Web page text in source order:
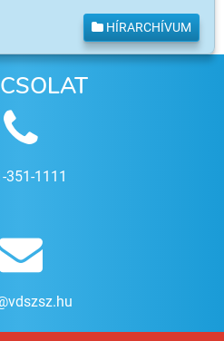
HÍRARCHÍVUM
351-1111